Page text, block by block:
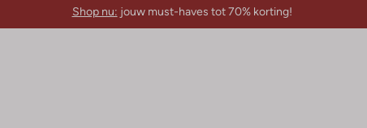
Shop nu: jouw must-haves tot 70% korting!